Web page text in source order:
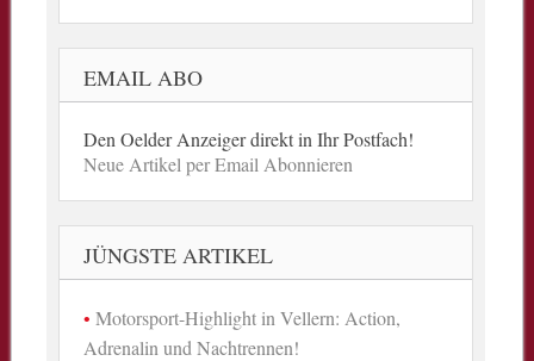
EMAIL ABO
Den Oelder Anzeiger direkt in Ihr Postfach!
Neue Artikel per Email Abonnieren
JÜNGSTE ARTIKEL
Motorsport-Highlight in Vellern: Action,
Adrenalin und Nachtrennen!